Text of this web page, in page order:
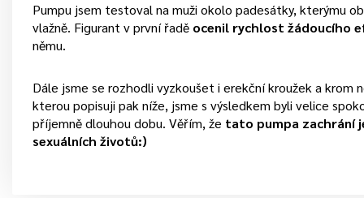
Pumpu jsem testoval na muži okolo padesátky, kterýmu
vlažně. Figurant v první řadě ocenil rychlost žádoucího
němu.
Dále jsme se rozhodli vyzkoušet i erekční kroužek a krom
kterou popisuji pak níže, jsme s výsledkem byli velice
příjemně dlouhou dobu. Věřím, že tato pumpa zachrání
sexuálních životů:)